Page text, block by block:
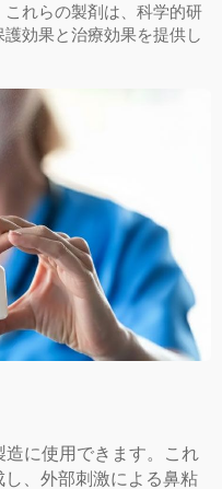
れらの製剤は、科学的研
効果と治療効果を提供し
に使用できます。これ
、外部刺激による鼻粘